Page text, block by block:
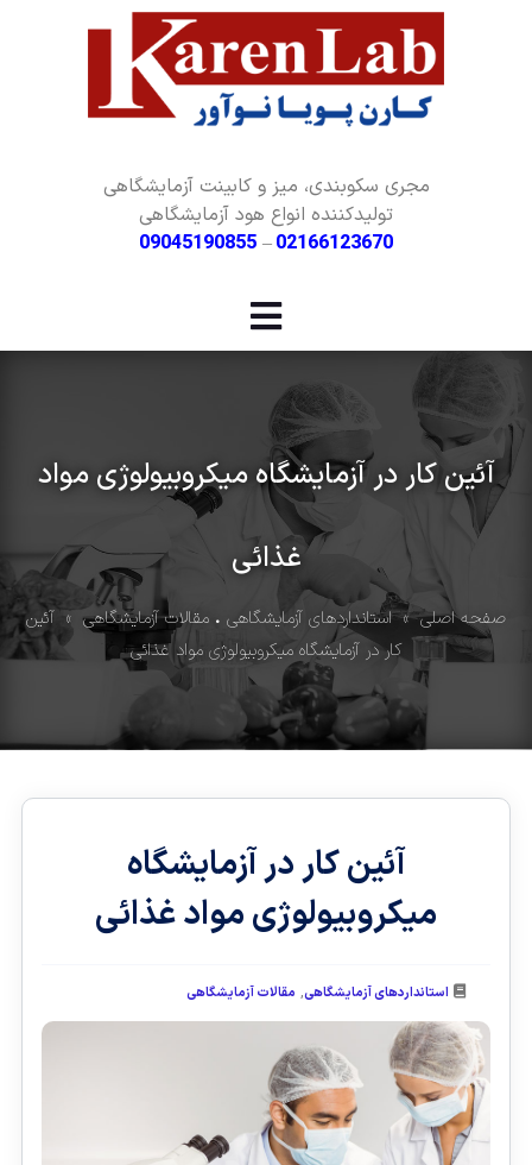
مجری سکوبندی، میز و کابینت آزمایشگاهی
تولیدکننده انواع هود آزمایشگاهی
02166123670
–
09045190855
آئین کار در آزمایشگاه میکروبیولوژی مواد
غذائی
صفحه اصلی»استانداردهای آزمایشگاهی • مقالات آزمایشگاهی » آئین
کار در آزمایشگاه میکروبیولوژی مواد غذائی
آئین کار در آزمایشگاه
میکروبیولوژی مواد غذائی
استانداردهای آزمایشگاهی, مقالات آزمایشگاهی